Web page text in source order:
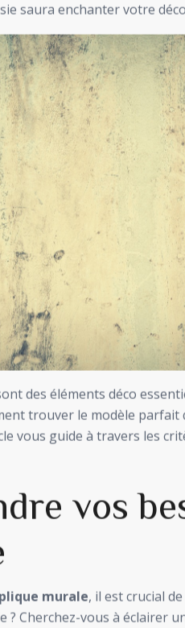
saura enchanter votre
des éléments déco
trouver le modèle
vous guide à travers les
vos
murale, il est crucial
? Cherchez-vous à éclairer